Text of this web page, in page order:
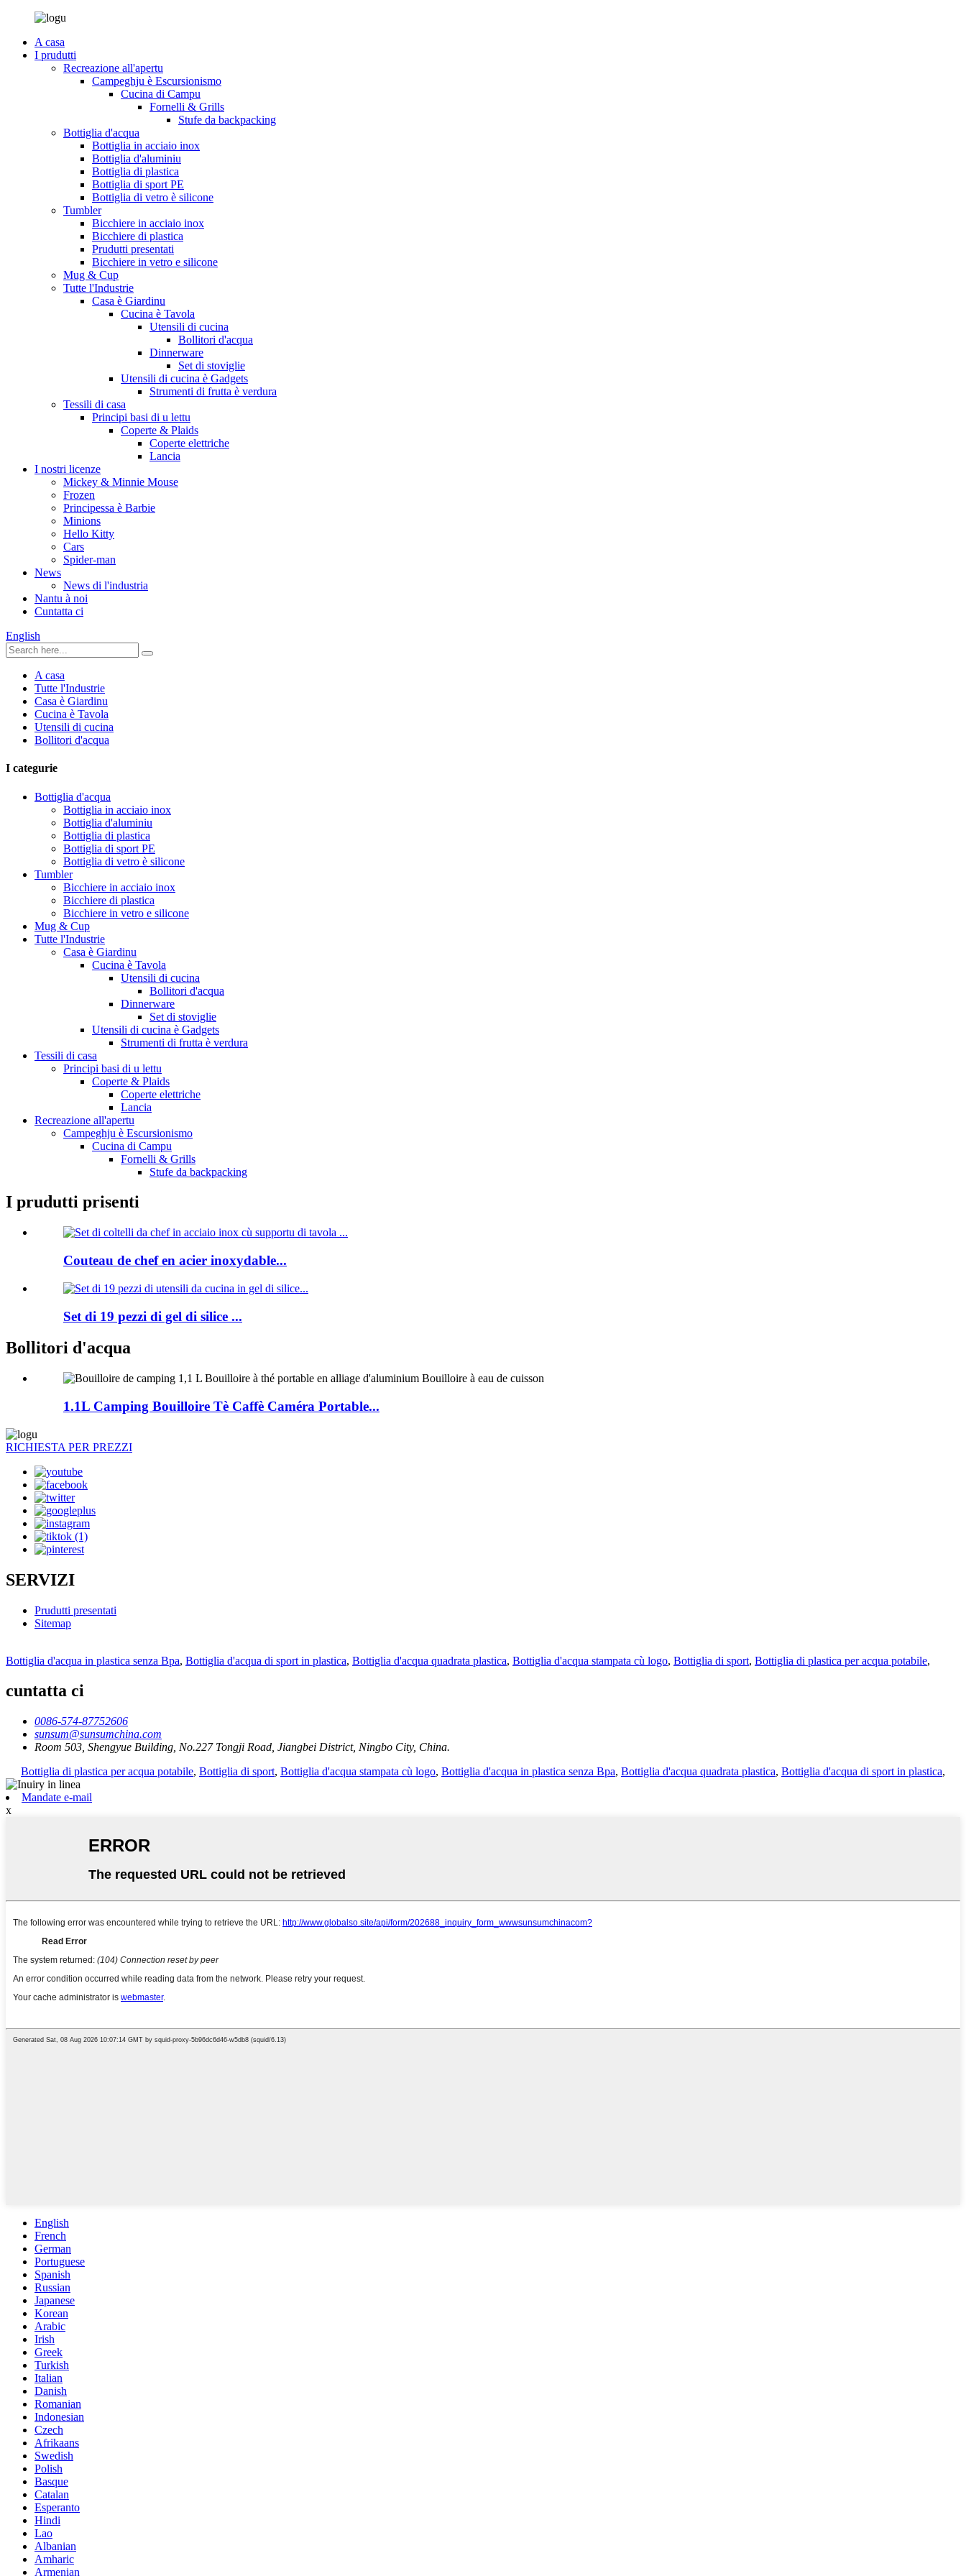
A casa
I prudutti
Recreazione all'apertu
Campeghju è Escursionismo
Cucina di Campu
Fornelli & Grills
Stufe da backpacking
Bottiglia d'acqua
Bottiglia in acciaio inox
Bottiglia d'aluminiu
Bottiglia di plastica
Bottiglia di sport PE
Bottiglia di vetro è silicone
Tumbler
Bicchiere in acciaio inox
Bicchiere di plastica
Prudutti presentati
Bicchiere in vetro e silicone
Mug & Cup
Tutte l'Industrie
Casa è Giardinu
Cucina è Tavola
Utensili di cucina
Bollitori d'acqua
Dinnerware
Set di stoviglie
Utensili di cucina è Gadgets
Strumenti di frutta è verdura
Tessili di casa
Principi basi di u lettu
Coperte & Plaids
Coperte elettriche
Lancia
I nostri licenze
Mickey & Minnie Mouse
Frozen
Principessa è Barbie
Minions
Hello Kitty
Cars
Spider-man
News
News di l'industria
Nantu à noi
Cuntatta ci
English
A casa
Tutte l'Industrie
Casa è Giardinu
Cucina è Tavola
Utensili di cucina
Bollitori d'acqua
I categurie
Bottiglia d'acqua
Bottiglia in acciaio inox
Bottiglia d'aluminiu
Bottiglia di plastica
Bottiglia di sport PE
Bottiglia di vetro è silicone
Tumbler
Bicchiere in acciaio inox
Bicchiere di plastica
Bicchiere in vetro e silicone
Mug & Cup
Tutte l'Industrie
Casa è Giardinu
Cucina è Tavola
Utensili di cucina
Bollitori d'acqua
Dinnerware
Set di stoviglie
Utensili di cucina è Gadgets
Strumenti di frutta è verdura
Tessili di casa
Principi basi di u lettu
Coperte & Plaids
Coperte elettriche
Lancia
Recreazione all'apertu
Campeghju è Escursionismo
Cucina di Campu
Fornelli & Grills
Stufe da backpacking
I prudutti prisenti
Couteau de chef en acier inoxydable...
Set di 19 pezzi di gel di silice ...
Bollitori d'acqua
1.1L Camping Bouilloire Tè Caffè Caméra Portable...
RICHIESTA PER PREZZI
SERVIZI
Prudutti presentati
Sitemap
Bottiglia d'acqua in plastica senza Bpa, Bottiglia d'acqua di sport in plastica, Bottiglia d'acqua quadrata plastica, Bottiglia d'acqua stampata cù logo, Bottiglia di sport, Bottiglia di plastica per acqua potabile,
cuntatta ci
0086-574-87752606
sunsum@sunsumchina.com
Room 503, Shengyue Building, No.227 Tongji Road, Jiangbei District, Ningbo City, China.
Bottiglia di plastica per acqua potabile, Bottiglia di sport, Bottiglia d'acqua stampata cù logo, Bottiglia d'acqua in plastica senza Bpa, Bottiglia d'acqua quadrata plastica, Bottiglia d'acqua di sport in plastica,
Mandate e-mail
x
English
French
German
Portuguese
Spanish
Russian
Japanese
Korean
Arabic
Irish
Greek
Turkish
Italian
Danish
Romanian
Indonesian
Czech
Afrikaans
Swedish
Polish
Basque
Catalan
Esperanto
Hindi
Lao
Albanian
Amharic
Armenian